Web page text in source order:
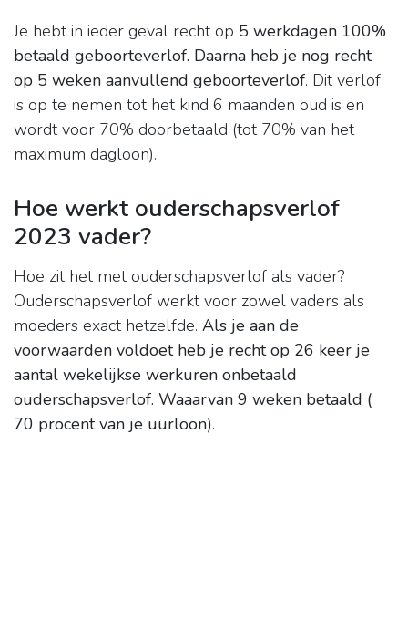
Je hebt in ieder geval recht op 5 werkdagen 100%
betaald geboorteverlof. Daarna heb je nog recht
op 5 weken aanvullend geboorteverlof. Dit verlof
is op te nemen tot het kind 6 maanden oud is en
wordt voor 70% doorbetaald (tot 70% van het
maximum dagloon).
Hoe werkt ouderschapsverlof
2023 vader?
Hoe zit het met ouderschapsverlof als vader?
Ouderschapsverlof werkt voor zowel vaders als
moeders exact hetzelfde. Als je aan de
voorwaarden voldoet heb je recht op 26 keer je
aantal wekelijkse werkuren onbetaald
ouderschapsverlof. Waaarvan 9 weken betaald (
70 procent van je uurloon).